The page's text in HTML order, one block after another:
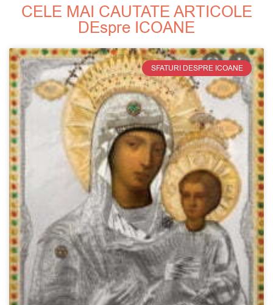
CELE MAI CAUTATE ARTICOLE
DEspre ICOANE
SFATURI DESPRE ICOANE